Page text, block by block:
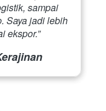
sampai
Saya jadi lebih
ekspor.”